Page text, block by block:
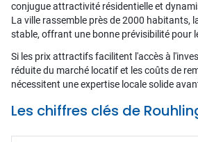
conjugue attractivité résidentielle et
La ville rassemble près de 2000 habitants,
stable, offrant une bonne prévisibilité pour
Si les prix attractifs facilitent l'accès à
réduite du marché locatif et les coûts de
nécessitent une expertise locale solide
Les chiffres clés de